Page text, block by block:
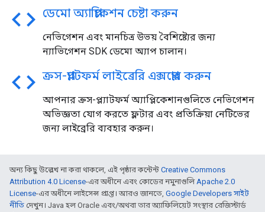
code ডেমো অ্যাপ্লিকেশন চেষ্টা করুন
নেভিগেশন এবং মানচিত্র উভয় বৈশিষ্ট্যের জন্য
ন্যাভিগেশন SDK ডেমো অ্যাপ চালান।
code ক্রস-প্ল্যাটফর্ম লাইব্রেরি এক্সপ্লোর করুন
আপনার ক্রস-প্ল্যাটফর্ম অ্যাপ্লিকেশানগুলিতে নেভিগেশন
অভিজ্ঞতা যোগ করতে ফ্লটার এবং প্রতিক্রিয়া নেটিভের
জন্য লাইব্রেরি ব্যবহার করুন।
অন্য কিছু উল্লেখ না করা থাকলে, এই পৃষ্ঠার কন্টেন্ট Creative Commons
Attribution 4.0 License-এর অধীনে এবং কোডের নমুনাগুলিApache 2.0
License-এর অধীনে লাইসেন্স প্রাপ্ত। আরও জানতে, Google Developers সাইট
নীতি দেখুন। Java হল Oracle এবং/অথবা তার অ্যাফিলিয়েট সংস্থার রেজিস্টার্ড